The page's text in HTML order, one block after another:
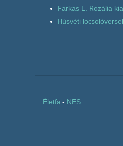
Farkas L. Rozália
Húsvéti
Életfa - NES